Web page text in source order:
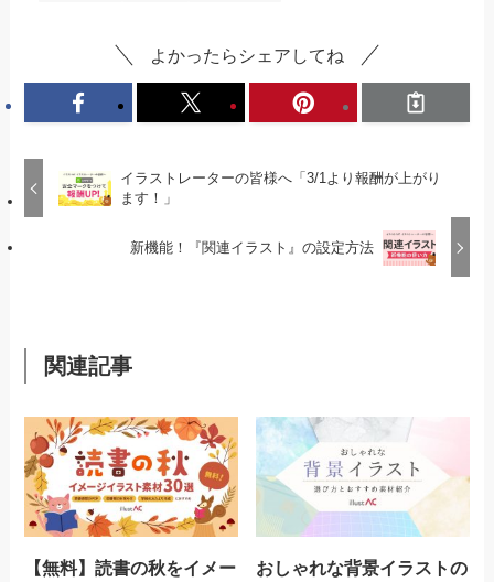
よかったらシェアしてね
イラストレーターの皆様へ「3/1より報酬が上がり
ます！」
新機能！『関連イラスト』の設定方法
関連記事
【無料】読書の秋をイメー
おしゃれな背景イラストの